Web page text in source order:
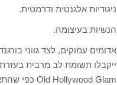
ניגודיות אלגנטית ודרמטית.
הנשיות בעיצומה.
אדומים עמוקים, לצד גווני
ייקבלו תשומת לב מרבית
Old Hollywood Glam כפי שהתאפיין בעיקר אצל נשות הוליווד הנערצות.